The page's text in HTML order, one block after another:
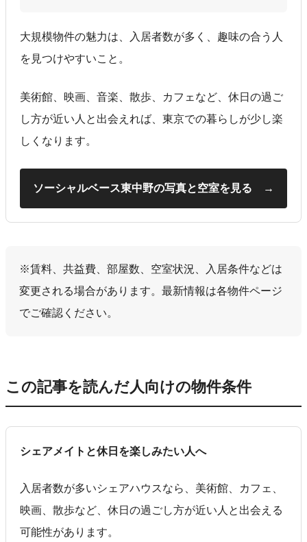
大規模物件の魅力は、入居者数が多く、趣味の合う人
を見つけやすいこと。
美術館、映画、音楽、散歩、カフェなど、休日の過ご
し方が近い人と出会えれば、東京での暮らしが少し楽
しくなります。
ソーシャルベース東中野の写真と空室を見る →
※賃料、共益費、部屋数、空室状況、入居条件などは
変更される場合があります。最新情報は各物件ページ
でご確認ください。
この記事を読んだ人向けの物件条件
シェアメイトと休日を楽しみたい人へ
入居者数が多いシェアハウスなら、美術館、カフェ、
映画、散歩など、休日の過ごし方が近い人と出会える
可能性があります。